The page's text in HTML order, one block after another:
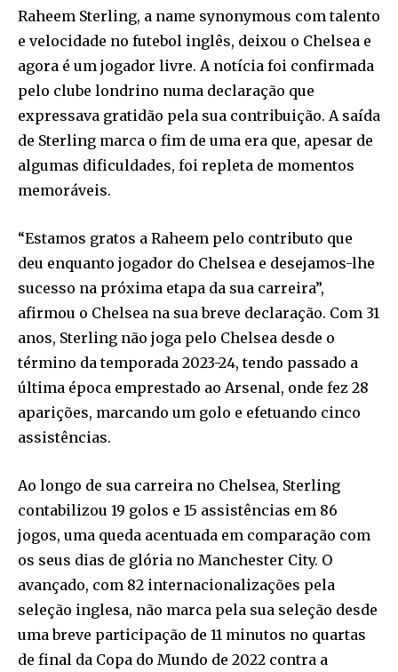
Raheem Sterling, a name synonymous com talento
e velocidade no futebol inglês, deixou o Chelsea e
agora é um jogador livre. A notícia foi confirmada
pelo clube londrino numa declaração que
expressava gratidão pela sua contribuição. A saída
de Sterling marca o fim de uma era que, apesar de
algumas dificuldades, foi repleta de momentos
memoráveis.
“Estamos gratos a Raheem pelo contributo que
deu enquanto jogador do Chelsea e desejamos-lhe
sucesso na próxima etapa da sua carreira”,
afirmou o Chelsea na sua breve declaração. Com 31
anos, Sterling não joga pelo Chelsea desde o
término da temporada 2023-24, tendo passado a
última época emprestado ao Arsenal, onde fez 28
aparições, marcando um golo e efetuando cinco
assistências.
Ao longo de sua carreira no Chelsea, Sterling
contabilizou 19 golos e 15 assistências em 86
jogos, uma queda acentuada em comparação com
os seus dias de glória no Manchester City. O
avançado, com 82 internacionalizações pela
seleção inglesa, não marca pela sua seleção desde
uma breve participação de 11 minutos no quartas
de final da Copa do Mundo de 2022 contra a